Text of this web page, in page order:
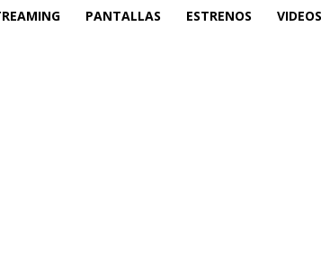
PANTALLAS ESTRENOS VIDEOS